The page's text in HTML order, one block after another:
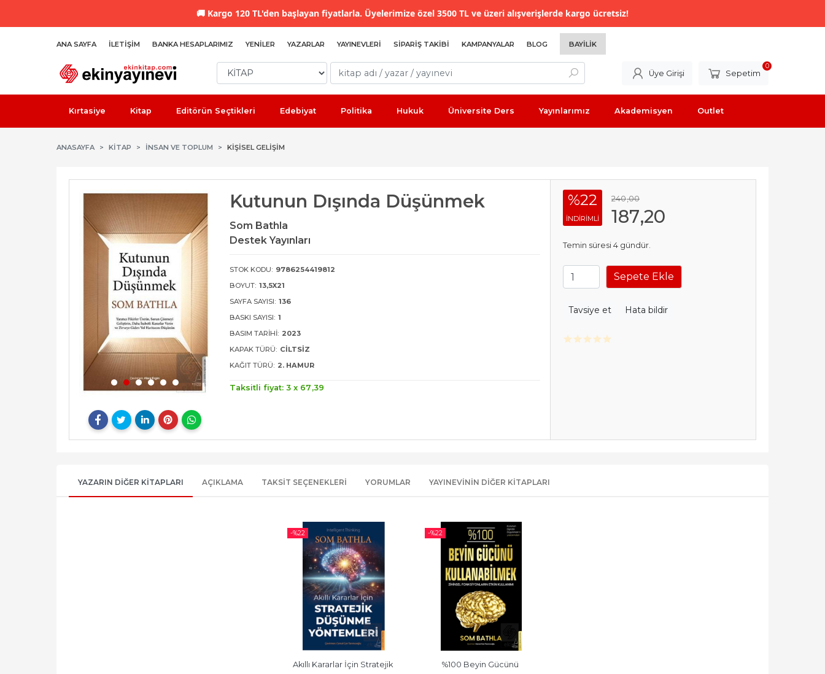
🚚 Kargo 120 TL'den başlayan fiyatlarla. Üyelerimize özel 3500 TL ve üzeri alışverişlerde kargo ücretsiz!
ANA SAYFA İLETIŞIM BANKA HESAPLARIMIZ YENILER YAZARLAR YAYINEVLERI SIPARIŞ TAKIBI KAMPANYALAR BLOG BAYILIK
Üye Girişi Sepetim
0
Kırtasiye Kitap Editörün Seçtikleri Edebiyat Politika Hukuk Üniversite Ders Yayınlarımız Akademisyen Outlet
ANASAYFA KİTAP İNSAN VE TOPLUM KIŞISEL GELIŞIM
Kutunun Dışında Düşünmek
Som Bathla
Destek Yayınları
STOK KODU: 9786254419812
BOYUT: 13,5X21
SAYFA SAYISI: 136
BASKI SAYISI: 1
BASIM TARIHI: 2023
KAPAK TÜRÜ: CILTSIZ
KAĞIT TÜRÜ: 2. HAMUR
Taksitli fiyat: 3 x 67 ,39
%22
INDIRIMLI
240,00
187,20
Temin süresi 4 gündür.
Sepete Ekle
Tavsiye et Hata bildir
YAZARIN DIĞER KITAPLARI AÇIKLAMA TAKSIT SEÇENEKLERI YORUMLAR YAYINEVININ DIĞER KITAPLARI
-%22
Akıllı Kararlar İçin Stratejik
-%22
%100 Beyin Gücünü